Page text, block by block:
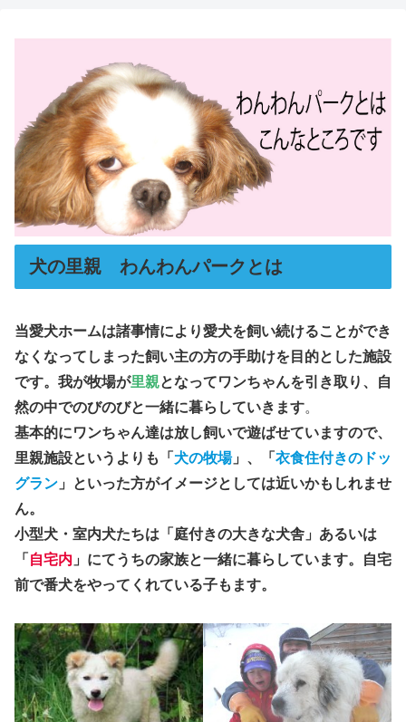
犬の里親 わんわんパークとは
当愛犬ホームは諸事情により愛犬を飼い続けることができ
なくなってしまった飼い主の方の手助けを目的とした施設
です。我が牧場が里親となってワンちゃんを引き取り、自
然の中でのびのびと一緒に暮らしていきます。
基本的にワンちゃん達は放し飼いで遊ばせていますので、
里親施設というよりも「 犬の牧場」、「 衣食住付きのドッ
グラン 」といった方がイメージとしては近いかもしれませ
ん。
小型犬・室内犬たちは「庭付きの大きな犬舎」あるいは
「 自宅内 」にてうちの家族と一緒に暮らしています。自宅
前で番犬をやってくれている子もます。